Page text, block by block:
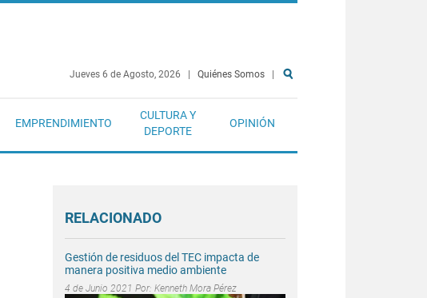
Jueves 6 de Agosto, 2026 Quiénes Somos
EMPRENDIMIENTO
CULTURA Y
DEPORTE
OPINIÓN
RELACIONADO
Gestión de residuos del TEC impacta de
manera positiva medio ambiente
4 de Junio 2021 Por: Kenneth Mora Pérez